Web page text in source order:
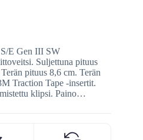
E Gen III SW
Suljettuna pituus
pituus 8,6 cm. Terän
Traction Tape -insertit.
klipsi. Paino…